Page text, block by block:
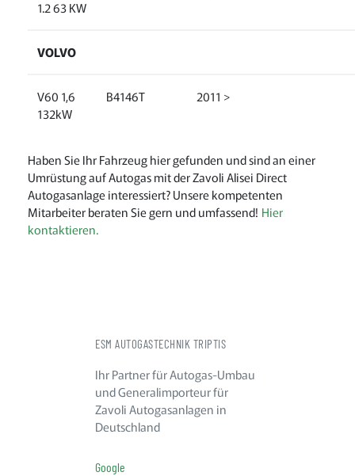
1.2 63 KW
VOLVO
V60 1,6
132kW
B4146T 2011 >
Haben Sie Ihr Fahrzeug hier gefunden und sind an einer
Umrüstung auf Autogas mit der Zavoli Alisei Direct
Autogasanlage interessiert? Unsere kompetenten
Mitarbeiter beraten Sie gern und umfassend! Hier
kontaktieren.
ESM AUTOGASTECHNIK TRIPTIS
Ihr Partner für Autogas-Umbau
und Generalimporteur für
Zavoli Autogasanlagen in
Deutschland
Google